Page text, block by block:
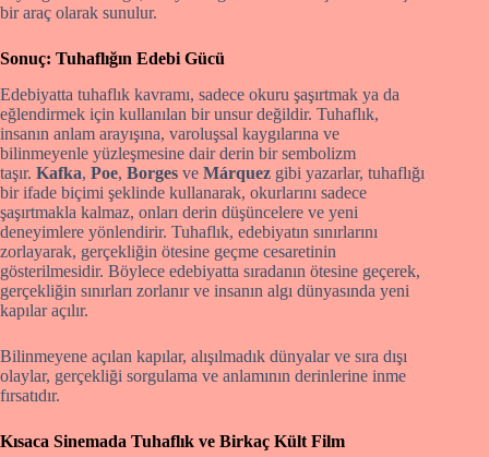
bir araç olarak sunulur.
Sonuç: Tuhaflığın Edebi Gücü
Edebiyatta tuhaflık kavramı, sadece okuru şaşırtmak ya da
eğlendirmek için kullanılan bir unsur değildir. Tuhaflık,
insanın anlam arayışına, varoluşsal kaygılarına ve
bilinmeyenle yüzleşmesine dair derin bir sembolizm
taşır. Kafka, Poe, Borges ve Márquez gibi yazarlar, tuhaflığı
bir ifade biçimi şeklinde kullanarak, okurlarını sadece
şaşırtmakla kalmaz, onları derin düşüncelere ve yeni
deneyimlere yönlendirir. Tuhaflık, edebiyatın sınırlarını
zorlayarak, gerçekliğin ötesine geçme cesaretinin
gösterilmesidir. Böylece edebiyatta sıradanın ötesine geçerek,
gerçekliğin sınırları zorlanır ve insanın algı dünyasında yeni
kapılar açılır.
Bilinmeyene açılan kapılar, alışılmadık dünyalar ve sıra dışı
olaylar, gerçekliği sorgulama ve anlamının derinlerine inme
fırsatıdır.
Kısaca Sinemada Tuhaflık ve Birkaç Kült Film